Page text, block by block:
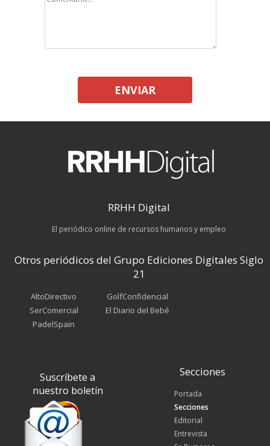
ENVIAR
RRHH Digital
El periódico online de recursos humanos y empleo
Otros periódicos del Grupo Ediciones Digitales Siglo
21
AltoDirectivo
SerComercial
PadelSpain
GolfConfidencial
El Diario del Bebé
Suscríbete a
nuestro boletín
Secciones
Portada
Secciones
Editorial
Entrevista